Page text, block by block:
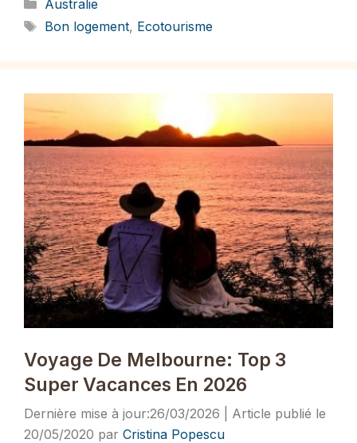
Australie
Étiquettes
Bon logement, Ecotourisme
Voyage De Melbourne: Top 3
Super Vacances En 2026
26/03/2026
20/05/2020 par Cristina Popescu